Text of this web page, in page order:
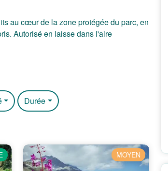
au cœur de la zone protégée du parc, en
Autorisé en laisse dans l'aire
Durée
MOYEN